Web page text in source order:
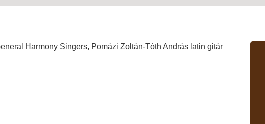
Harmony Singers, Pomázi Zoltán-Tóth András latin gitár